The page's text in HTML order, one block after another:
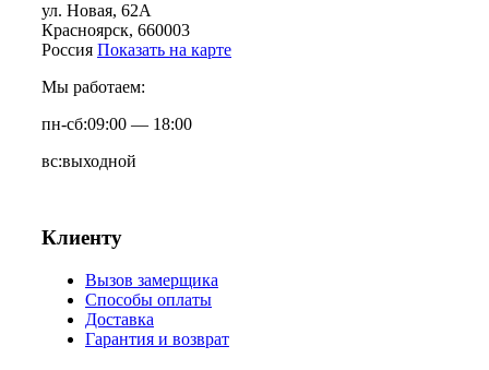
ул. Новая, 62А
Красноярск, 660003
Россия Показать на карте
Мы работаем:
пн-сб:09:00 — 18:00
вс:выходной
Клиенту
Вызов замерщика
Способы оплаты
Доставка
Гарантия и возврат